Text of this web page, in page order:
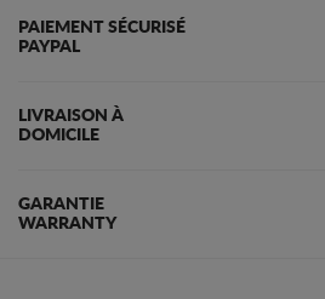
PAIEMENT SÉCURISÉ
PAYPAL
LIVRAISON À
DOMICILE
GARANTIE
WARRANTY